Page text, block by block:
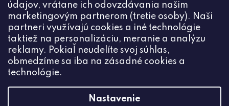
údajov, vrátane ich odovzdávania našim
marketingovým partnerom (tretie osoby). Naši
partneri využívajú cookies a iné technológie
taktiež na personalizáciu, meranie a analýzu
reklamy. Pokiaľ neudelíte svoj súhlas,
obmedzíme sa iba na zásadné cookies a
technológie.
Nastavenie
info @ceske-koralky.sk